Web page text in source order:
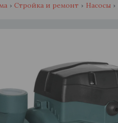
Стройка и ремонт Насосы